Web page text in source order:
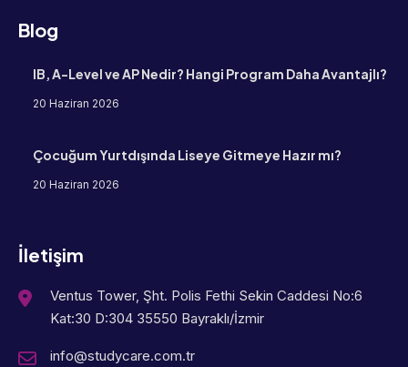
Blog
IB, A-Level ve AP Nedir? Hangi Program Daha Avantajlı?
20 Haziran 2026
Çocuğum Yurtdışında Liseye Gitmeye Hazır mı?
20 Haziran 2026
İletişim
Ventus Tower, Şht. Polis Fethi Sekin Caddesi No:6
Kat:30 D:304 35550 Bayraklı/İzmir
info@studycare.com.tr